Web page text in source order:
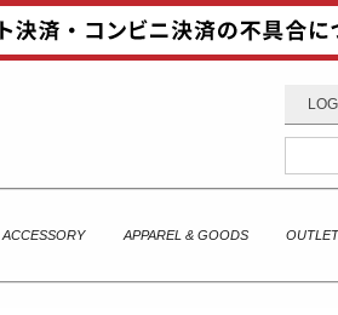
ACCESSORY APPAREL & GOODS